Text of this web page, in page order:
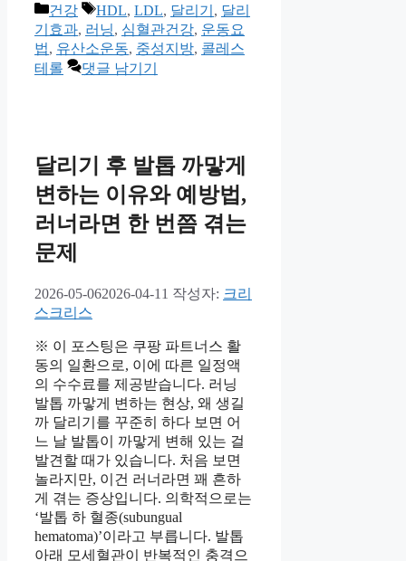
카
테
고
리
건강
태
그
HDL, LDL, 달리기 , 달리
기효과, 러닝, 심혈관건강, 운동요
법, 유산소운동, 중성지방, 콜레스
테롤
댓글 남기기
달리기 후 발톱 까맣게
변하는 이유와 예방법,
러너라면 한 번쯤 겪는
문제
2026-05-062026-04-11 작성자: 크리
스크리스
※ 이 포스팅은 쿠팡 파트너스 활
동의 일환으로, 이에 따른 일정액
의 수수료를 제공받습니다. 러닝
발톱 까맣게 변하는 현상, 왜 생길
까 달리기를 꾸준히 하다 보면 어
느 날 발톱이 까맣게 변해 있는 걸
발견할 때가 있습니다. 처음 보면
놀라지만, 이건 러너라면 꽤 흔하
게 겪는 증상입니다. 의학적으로는
‘발톱 하 혈종(subungual
hematoma)’이라고 부릅니다. 발톱
아래 모세혈관이 반복적인 충격으